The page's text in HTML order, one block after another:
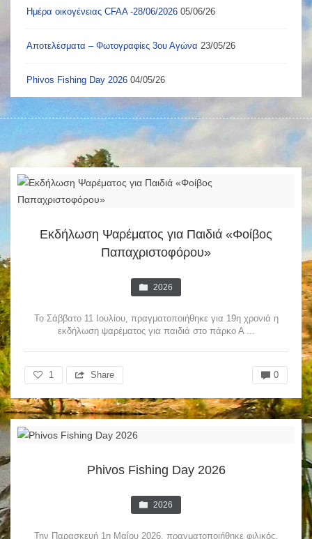
Ημέρα οικογένειας CFAA -28/06/2026 05/06/26
Αποτελέσματα – Φωτογραφίες 3ου Αγώνα 23/05/26
Phivos Fishing Day 2026 04/05/26
Εκδήλωση Ψαρέματος για Παιδιά «Φοίβος
Παπαχριστοφόρου»
2026
Το Σάββατο 11 Ιουλίου, πραγματοποιήθηκε για 19η χρονιά η
εκδήλωση ψαρέματος για παιδιά στο πάρκο Α ...
1 Share 0
Phivos Fishing Day 2026
2026
Την Παρασκευή 1η Μαΐου 2026, πραγματοποιήθηκε φιλικός,